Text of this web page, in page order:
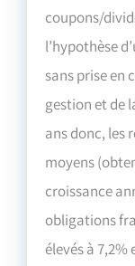
coupons/
l’hypothèse
sans prise en
gestion et de
ans donc, les
moyens
croissance
obligations
élevés à 7,2%